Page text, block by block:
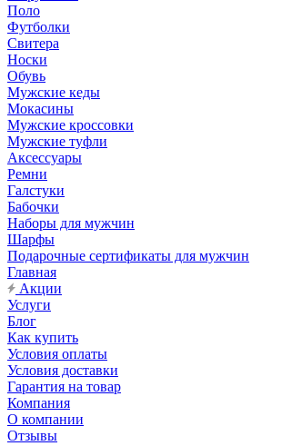
Поло
Футболки
Свитера
Носки
Обувь
Мужские кеды
Мокасины
Мужские кроссовки
Мужские туфли
Аксессуары
Ремни
Галстуки
Бабочки
Наборы для мужчин
Шарфы
Подарочные сертификаты для мужчин
Главная
Акции
Услуги
Блог
Как купить
Условия оплаты
Условия доставки
Гарантия на товар
Компания
О компании
Отзывы